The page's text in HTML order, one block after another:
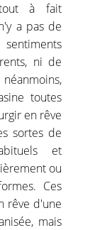
tout à fait
a pas de
ni de
toutes
en rêve
sortes de
et
ou
Ces
rêve d'une
mais